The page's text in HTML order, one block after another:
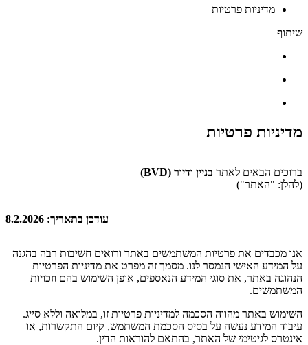
מדיניות פרטיות
שיתוף
מדיניות פרטיות
ברוכים הבאים לאתר בניין ודיור (BVD)
(להלן: "האתר")
עודכן בתאריך: 8.2.2026
אנו מכבדים את פרטיות המשתמשים באתר ורואים חשיבות רבה בהגנה
על המידע האישי הנמסר לנו. מסמך זה מפרט את מדיניות הפרטיות
הנהוגה באתר, את סוגי המידע הנאספים, אופן השימוש בהם וזכויות
המשתמשים.
השימוש באתר מהווה הסכמה למדיניות פרטיות זו, במלואה וללא סייג.
עיבוד המידע נעשה על בסיס הסכמת המשתמש, קיום התקשרות, או
אינטרס לגיטימי של האתר, בהתאם להוראות הדין.